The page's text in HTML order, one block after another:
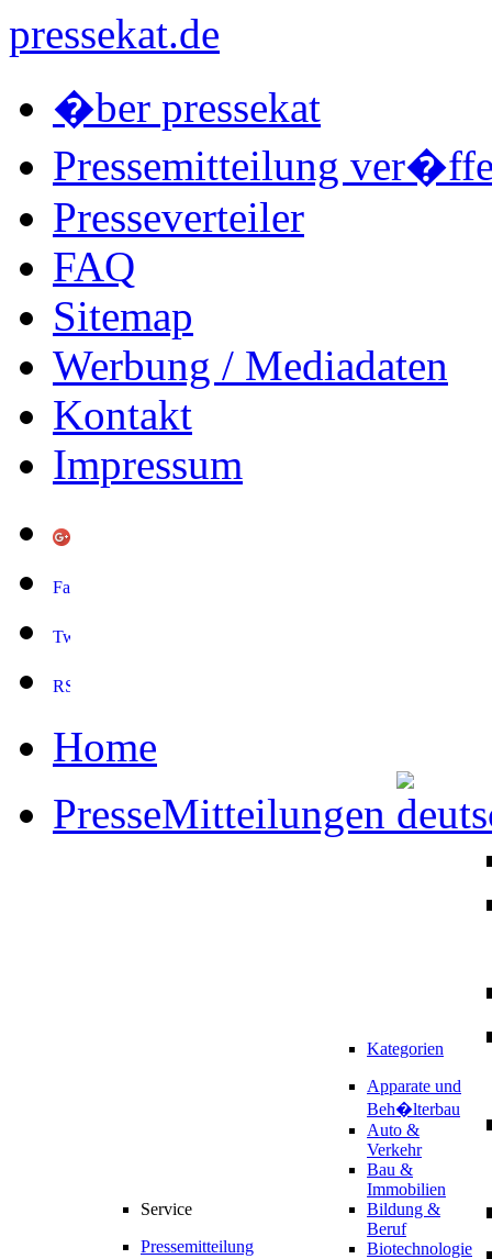
pressekat.de
�ber pressekat
Pressemitteilung
Presseverteiler
FAQ
Sitemap
Werbung / Mediadaten
Kontakt
Impressum
Home
PresseMitteilungen
Service
Pressemitteilung
Kategorien
Apparate und
Beh�lterbau
Auto &
Verkehr
Bau &
Immobilien
Bildung &
Beruf
Biotechnologie